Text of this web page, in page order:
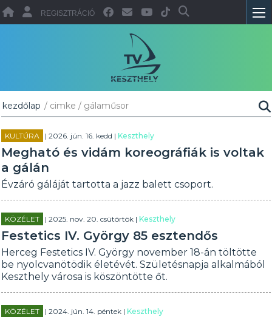
REGISZTRÁCIÓ
kezdőlap / cimke / gálaműsor
KULTÚRA | 2026. jún. 16. kedd |Keszthely
Megható és vidám koreográfiák is voltak
a gálán
Évzáró gáláját tartotta a jazz balett csoport.
KÖZÉLET | 2025. nov. 20. csütörtök |Keszthely
Festetics IV. György 85 esztendős
Herceg Festetics IV. György november 18-án töltötte
be nyolcvanötödik életévét. Születésnapja alkalmából
Keszthely városa is köszöntötte őt.
KÖZÉLET | 2024. jún. 14. péntek |Keszthely